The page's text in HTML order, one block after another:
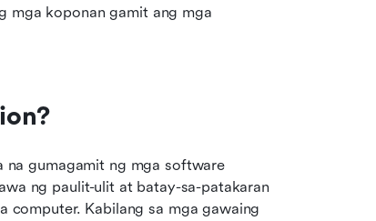
mga koponan gamit ang mga
na gumagamit ng mga software
ng paulit-ulit at batay-sa-patakaran
computer. Kabilang sa mga gawaing